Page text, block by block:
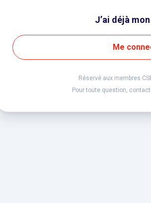
J’ai déjà
Me
Réservé aux membres
Pour toute question,